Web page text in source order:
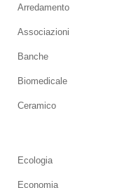
Arredamento
Associazioni
Banche
Biomedicale
Ceramico
Ecologia
Economia